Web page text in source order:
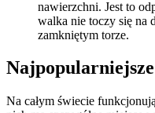
nawierzchni. Jest to
walka nie toczy się na
zamkniętym torze.
Na całym świecie